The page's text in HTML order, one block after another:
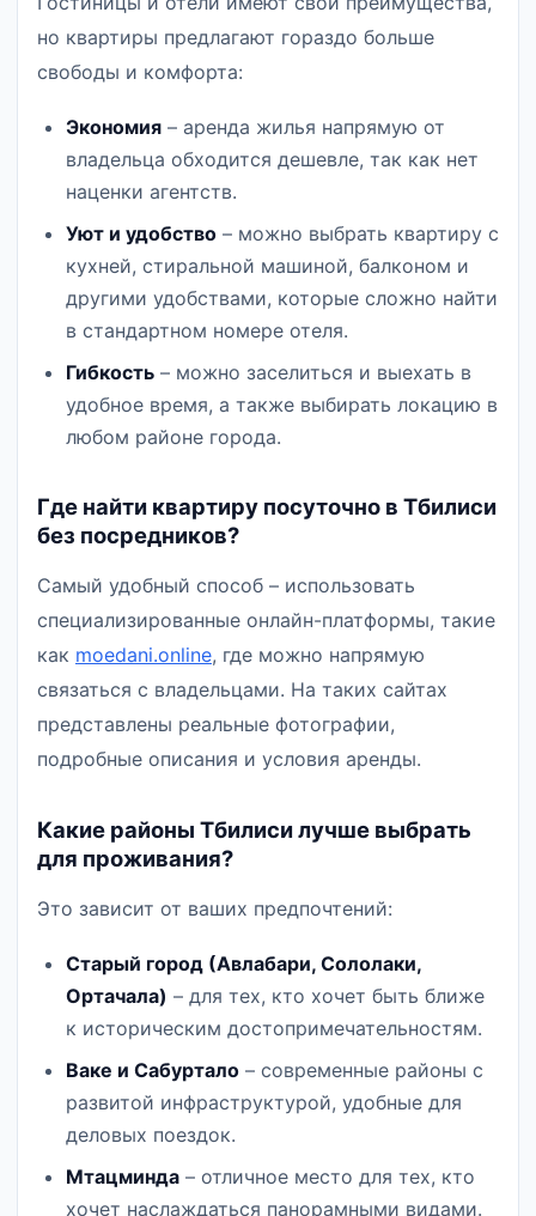
но квартиры предлагают гораздо больше
свободы и комфорта:
Экономия – аренда жилья напрямую от
владельца обходится дешевле, так как нет
наценки агентств.
Уют и удобство – можно выбрать квартиру с
кухней, стиральной машиной, балконом и
другими удобствами, которые сложно найти
в стандартном номере отеля.
Гибкость – можно заселиться и выехать в
удобное время, а также выбирать локацию в
любом районе города.
Где найти квартиру посуточно в Тбилиси
без посредников?
Самый удобный способ – использовать
специализированные онлайн-платформы, такие
как moedani.online, где можно напрямую
связаться с владельцами. На таких сайтах
представлены реальные фотографии,
подробные описания и условия аренды.
Какие районы Тбилиси лучше выбрать
для проживания?
Это зависит от ваших предпочтений:
Старый город (Авлабари, Сололаки,
Ортачала) – для тех, кто хочет быть ближе
к историческим достопримечательностям.
Ваке и Сабуртало – современные районы с
развитой инфраструктурой, удобные для
деловых поездок.
Мтацминда – отличное место для тех, кто
хочет наслаждаться панорамными видами.